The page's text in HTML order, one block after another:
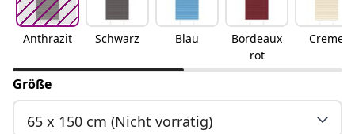
Anthrazit Schwarz Blau
Bordeaux
rot
Creme
Größe
65 x 150 cm (Nicht vorrätig)